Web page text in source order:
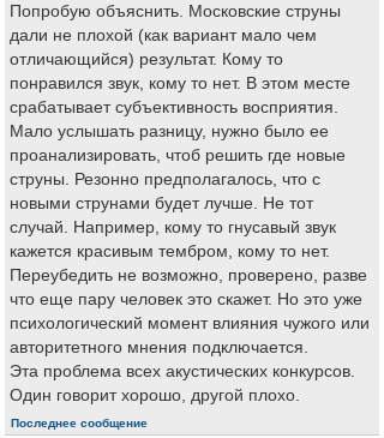
Попробую объяснить. Московские струны
дали не плохой (как вариант мало чем
отличающийся) результат. Кому то
понравился звук, кому то нет. В этом месте
срабатывает субъективность восприятия.
Мало услышать разницу, нужно было ее
проанализировать, чтоб решить где новые
струны. Резонно предполагалось, что с
новыми струнами будет лучше. Не тот
случай. Например, кому то гнусавый звук
кажется красивым тембром, кому то нет.
Переубедить не возможно, проверено, разве
что еще пару человек это скажет. Но это уже
психологический момент влияния чужого или
авторитетного мнения подключается.
Эта проблема всех акустических конкурсов.
Один говорит хорошо, другой плохо.
Последнее сообщение